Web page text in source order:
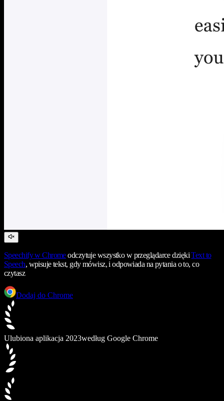
Speechifyw Chromeodczytuje wszystko w przeglądarce dziękiText to
Speech, wpisuje tekst, gdy mówisz, i odpowiada na pytania o to, co
czytasz
Dodaj do Chrome
Ulubiona aplikacja 2023według Google Chrome